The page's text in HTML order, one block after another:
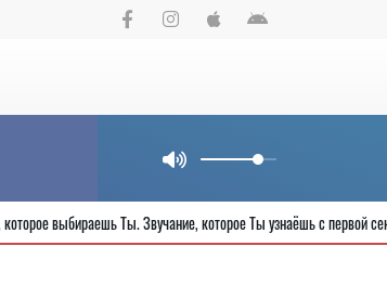
Радио, которое выбираешь Ты. Звучание, которое Ты